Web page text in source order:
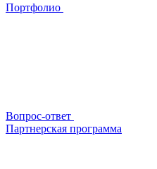
Портфолио
Вопрос-ответ
Партнерская программа